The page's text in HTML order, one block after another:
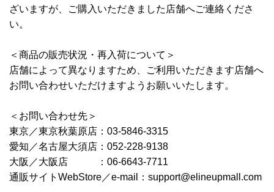
ざいますが、ご購入いただきました店舗へご連絡くださ
い。
＜商品の販売状況・再入荷について＞
店舗によって異なりますため、ご利用いただきます店舗へ
お問い合わせいただけますようお願いいたします。
＜お問い合わせ先＞
東京／東京秋葉原店：03-5846-3315
愛知／名古屋大須店：052-228-9138
大阪／大阪店 ：06-6643-7711
通販サイトWebStore／e-mail：support@elineupmall.com